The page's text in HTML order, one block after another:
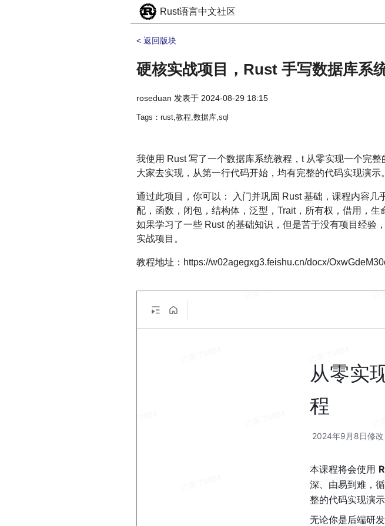
Rust语言中文社区
< 返回版块
硬核实战项目，Rust 手写数据库系
roseduan 发表于 2024-08-29 18:15
Tags：rust,教程,数据库,sql
我使用 Rust 写了一个数据库系统教程，t 从零实现一个完
大家去实现，从第一行代码开始，均有完整的代码实现演示。
通过此项目，你可以： 入门并巩固 Rust 基础，课程内容
配，函数，闭包，结构体，泛型，Trait，所有权，借用，
如果学习了一些 Rust 的基础知识，但是苦于没有项目经验
实战项目。
教程地址：https://w02agegxg3.feishu.cn/docx/